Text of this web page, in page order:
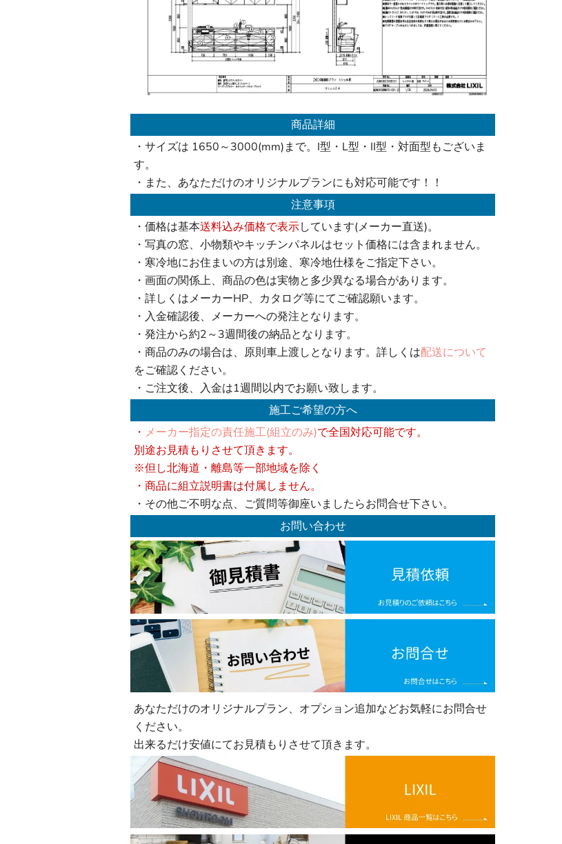
商品詳細
・サイズは 1650～3000(mm)まで。I型・L型・II型・対面型もございま
す。
・また、あなただけのオリジナルプランにも対応可能です！！
注意事項
・価格は基本送料込み価格で表示しています(メーカー直送)。
・写真の窓、小物類やキッチンパネルはセット価格には含まれません。
・寒冷地にお住まいの方は別途、寒冷地仕様をご指定下さい。
・画面の関係上、商品の色は実物と多少異なる場合があります。
・詳しくはメーカーHP、カタログ等にてご確認願います。
・入金確認後、メーカーへの発注となります。
・発注から約2～3週間後の納品となります。
・商品のみの場合は、原則車上渡しとなります。詳しくは配送について
をご確認ください。
・ご注文後、入金は1週間以内でお願い致します。
施工ご希望の方へ
・ メーカー指定の責任施工(組立のみ)で全国対応可能です。
別途お見積もりさせて頂きます。
※但し北海道・離島等一部地域を除く
・商品に組立説明書は付属しません。
・その他ご不明な点、ご質問等御座いましたらお問合せ下さい。
お問い合わせ
あなただけのオリジナルプラン、オプション追加などお気軽にお問合せ
ください。
出来るだけ安値にてお見積もりさせて頂きます。